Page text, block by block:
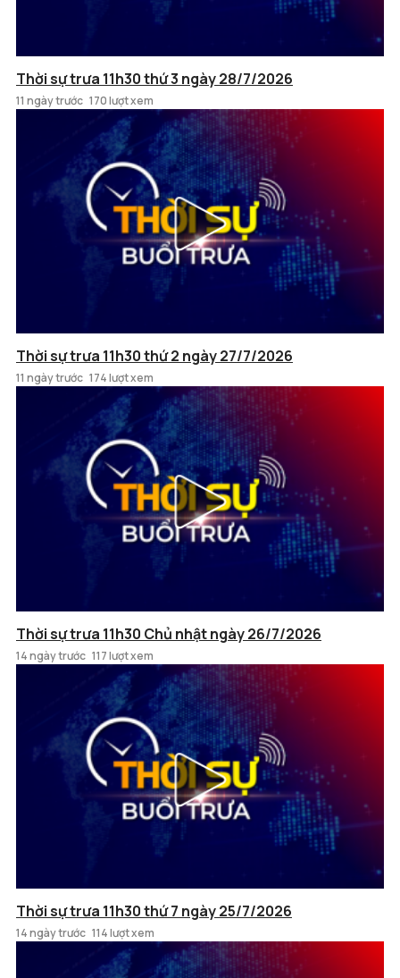
Thời sự trưa 11h30 thứ 3 ngày 28/7/2026
11 ngày trước 170 lượt xem
Thời sự trưa 11h30 thứ 2 ngày 27/7/2026
11 ngày trước 174 lượt xem
Thời sự trưa 11h30 Chủ nhật ngày 26/7/2026
14 ngày trước 117 lượt xem
Thời sự trưa 11h30 thứ 7 ngày 25/7/2026
14 ngày trước 114 lượt xem